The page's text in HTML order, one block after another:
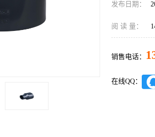
发布日期：
阅 读 量：
销售电话：
在线QQ：